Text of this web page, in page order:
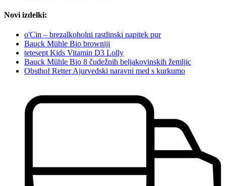
Novi izdelki:
o'Cin – brezalkoholni rastlinski napitek pur
Bauck Mühle Bio browniji
tetesept Kids Vitamin D3 Lolly
Bauck Mühle Bio 8 čudežnih beljakovinskih žemljic
Obsthof Retter Ajurvedski naravni med s kurkumo